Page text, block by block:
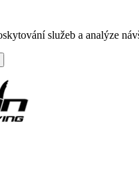
služeb a analýze